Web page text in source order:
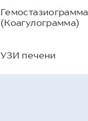
Гемостазиограмма
(Коагулограмма)
УЗИ печени